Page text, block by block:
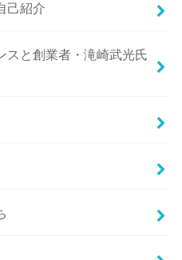
己紹介
スと創業者・滝崎武光氏